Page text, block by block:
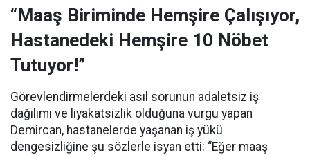
“Maaş Biriminde Hemşire Çalışıyor,
Hastanedeki Hemşire 10 Nöbet
Tutuyor!”
Görevlendirmelerdeki asıl sorunun adaletsiz iş
dağılımı ve liyakatsizlik olduğuna vurgu yapan
Demircan, hastanelerde yaşanan iş yükü
dengesizliğine şu sözlerle isyan etti: “Eğer maaş